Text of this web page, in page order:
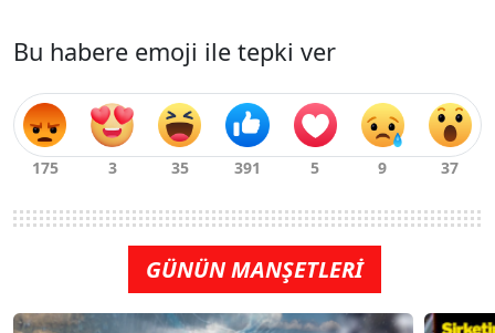
Bu habere emoji ile tepki ver
GÜNÜN MANŞETLERİ